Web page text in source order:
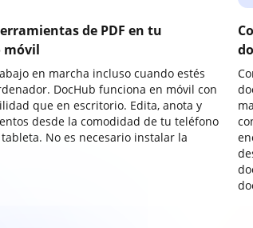
de PDF en tu
móvil
en marcha incluso cuando estés
DocHub funciona en móvil con
que en escritorio. Edita, anota y
desde la comodidad de tu teléfono
No es necesario instalar la